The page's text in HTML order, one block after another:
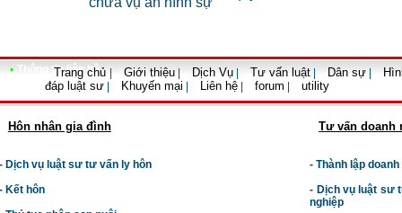
• Thông tin liên hệ
Trang chủ Giới thiệu Dịch Vụ Tư vấn luật Dân sự
đáp luật sư
Khuyến mại Liên hệ forum utility
Hôn nhân gia đình
Dịch vụ luật sư tư vấn ly hôn
Kết hôn
Tư vấn doanh
- Thành lập
- Dịch vụ luật sư t
nghiệp